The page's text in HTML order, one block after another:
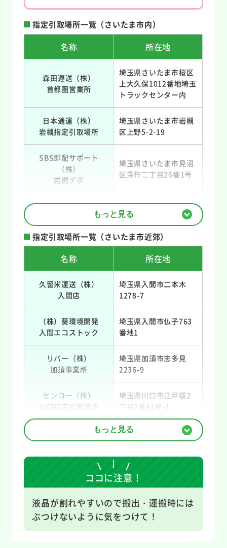
指定引取場所一覧（さいたま市内）
名称 所在地
森田運送（株）
首都圏営業所
埼玉県さいたま市桜区
上大久保1012番地埼玉
トラックセンター内
日本通運（株）
岩槻指定引取場所
埼玉県さいたま市岩槻
区上野5-2-19
SBS即配サポート
（株）
岩槻デポ
埼玉県さいたま市見沼
区深作二丁目26番1号
もっと見る
指定引取場所一覧（さいたま市近郊）
名称 所在地
久留米運送（株）
入間店
埼玉県入間市二本木
1278-7
（株）葵環境開発
入間エコストック
埼玉県入間市仏子763
番地1
リバー（株）
加須事業所
埼玉県加須市志多見
2236-9
センコー（株）
川口指定引取場所
埼玉県川口市江戸袋2
丁目3番41号-1
東上通運（株）
川越リサイクルセンタ
ー
埼玉県川越市松郷886-
日本通運（株）
埼玉県川越市南大塚6
岡山県貨物運送（株）
鴻巣営業所
埼玉県鴻巣市箕田3264
番8
もっと見る
ココに注意！
液晶が割れやすいので搬出・運搬時には
ぶつけないように気をつけて！